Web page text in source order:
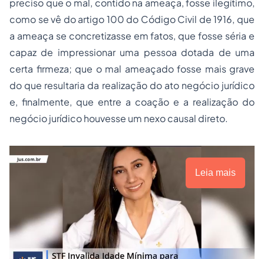
como se vê do artigo 100 do Código Civil de 1916, que
a ameaça se concretizasse em fatos, que fosse séria e
capaz de impressionar uma pessoa dotada de uma
certa firmeza; que o mal ameaçado fosse mais grave
do que resultaria da realização do ato negócio jurídico
e, finalmente, que entre a coação e a realização do
negócio jurídico houvesse um nexo causal direto.